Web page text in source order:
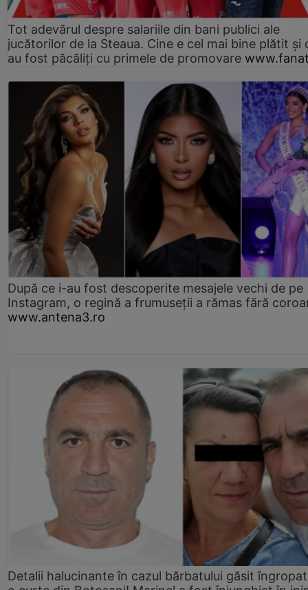
Tot adevărul despre salariile din bani publici ale
jucătorilor de la Steaua. Cine e cel mai bine plătit și
au fost păcăliți cu primele de promovare
După ce i-au fost descoperite mesajele vechi de pe
Instagram, o regină a frumuseții a rămas fără
www.antena3.ro
Detalii halucinante în cazul bărbatului găsit